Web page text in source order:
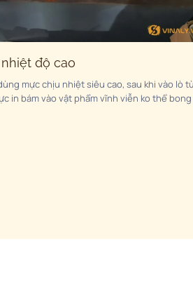
độ cao
mực chịu nhiệt siêu cao, sau khi vào lò
in bám vào vật phẩm vĩnh viễn ko thể bong